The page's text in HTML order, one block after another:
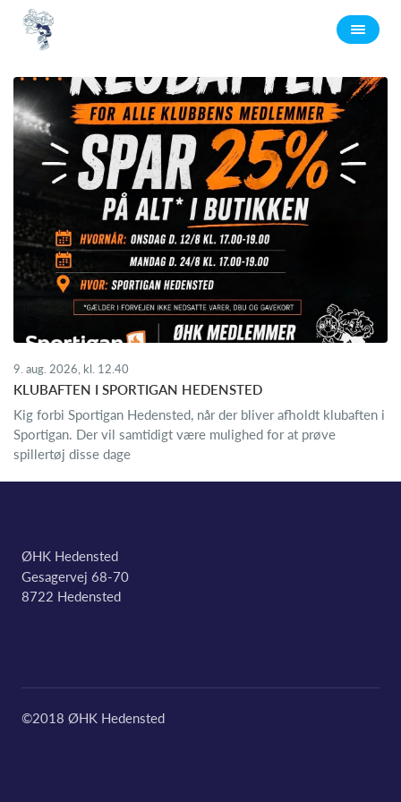
9. aug. 2026, kl. 12.40
KLUBAFTEN I SPORTIGAN HEDENSTED
Kig forbi Sportigan Hedensted, når der bliver afholdt klubaften i
Sportigan. Der vil samtidigt være mulighed for at prøve
spillertøj disse dage
ØHK Hedensted
Gesagervej 68-70
8722 Hedensted
©2018 ØHK Hedensted